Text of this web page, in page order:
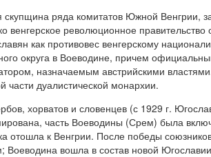
ряда комитатов Южной Венгрии,
революционное правительство
как противовес венгерскому
округа в Воеводине, причем
назначаемым австрийскими
части дуалистической монархии.
хорватов и словенцев (с 1929 г.
часть Воеводины (Срем) была
отошла к Венгрии. После победы
Воеводина вошла в состав новой